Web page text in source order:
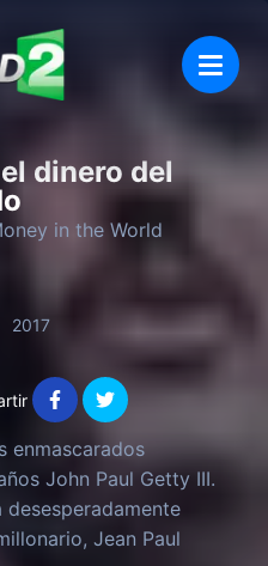
dinero del
in the World
2017
enmascarados
John Paul Getty III.
Jean Paul